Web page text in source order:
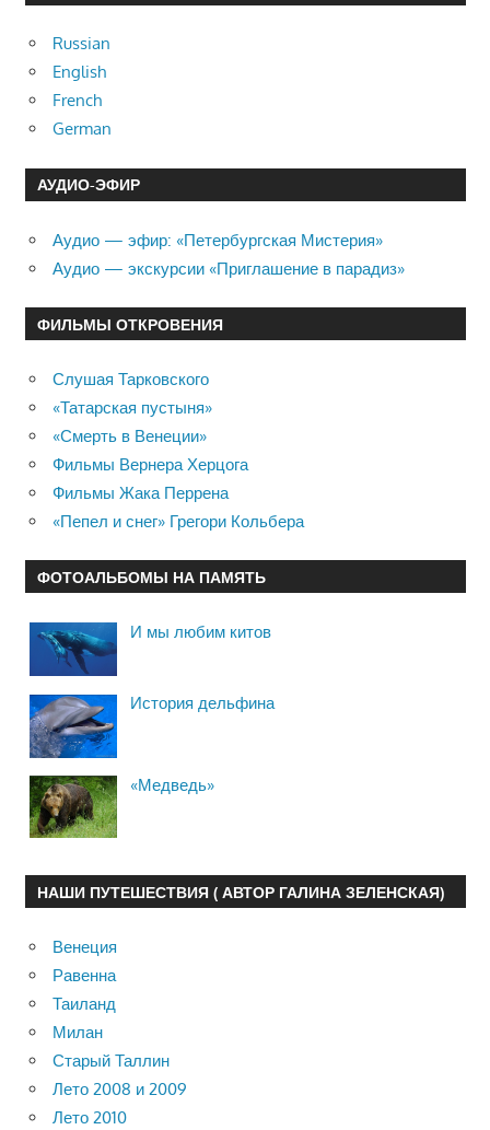
Russian
English
French
German
АУДИО-ЭФИР
Аудио — эфир: «Петербургская Мистерия»
Аудио — экскурсии «Приглашение в парадиз»
ФИЛЬМЫ ОТКРОВЕНИЯ
Слушая Тарковского
«Татарская пустыня»
«Смерть в Венеции»
Фильмы Вернера Херцога
Фильмы Жака Перрена
«Пепел и снег» Грегори Кольбера
ФОТОАЛЬБОМЫ НА ПАМЯТЬ
И мы любим китов
История дельфина
«Медведь»
НАШИ ПУТЕШЕСТВИЯ ( АВТОР ГАЛИНА ЗЕЛЕНСКАЯ)
Венеция
Равенна
Таиланд
Милан
Старый Таллин
Лето 2008 и 2009
Лето 2010